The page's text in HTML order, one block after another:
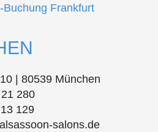
Buchung Frankfurt
| 80539 München
280
129
salons.de